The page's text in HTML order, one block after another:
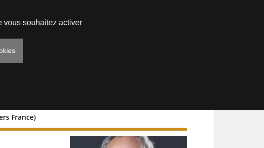
France)
(F.
vous souhaitez activer